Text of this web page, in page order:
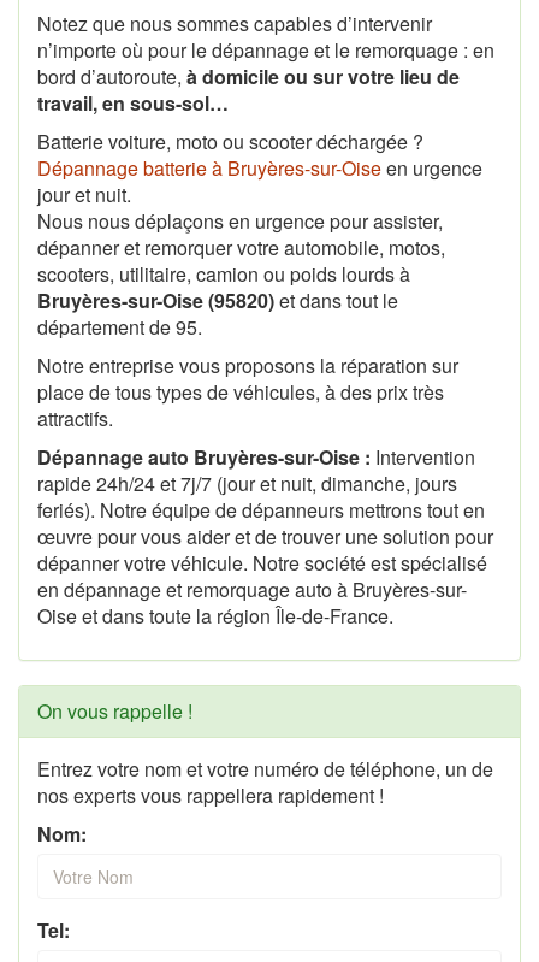
Notez que nous sommes capables d’intervenir
n’importe où pour le dépannage et le remorquage : en
bord d’autoroute, à domicile ou sur votre lieu de
travail, en sous-sol…
Batterie voiture, moto ou scooter déchargée ?
Dépannage batterie à Bruyères-sur-Oiseen urgence
jour et nuit.
Nous nous déplaçons en urgence pour assister,
dépanner et remorquer votre automobile, motos,
scooters, utilitaire, camion ou poids lourds à
Bruyères-sur-Oise (95820)et dans tout le
département de 95.
Notre entreprise vous proposons la réparation sur
place de tous types de véhicules, à des prix très
attractifs.
Dépannage auto Bruyères-sur-Oise : Intervention
rapide 24h/24 et 7j/7 (jour et nuit, dimanche, jours
feriés). Notre équipe de dépanneurs mettrons tout en
œuvre pour vous aider et de trouver une solution pour
dépanner votre véhicule. Notre société est spécialisé
en dépannage et remorquage auto à Bruyères-sur-
Oise et dans toute la région Île-de-France.
On vous rappelle !
Entrez votre nom et votre numéro de téléphone, un de
nos experts vous rappellera rapidement !
Nom:
Tel: